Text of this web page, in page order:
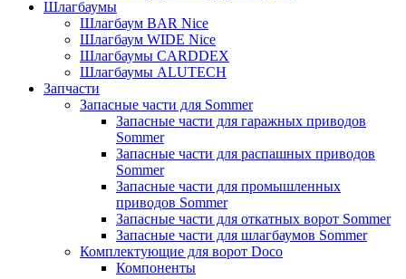
Шлагбаумы
Шлагбаум BAR Nice
Шлагбаум WIDE Nice
Шлагбаумы CARDDEX
Шлагбаумы ALUTECH
Запчасти
Запасные части для Sommer
Запасные части для гаражных приводов
Sommer
Запасные части для распашных приводов
Sommer
Запасные части для промышленных
приводов Sommer
Запасные части для откатных ворот Sommer
Запасные части для шлагбаумов Sommer
Комплектующие для ворот Doco
Компоненты